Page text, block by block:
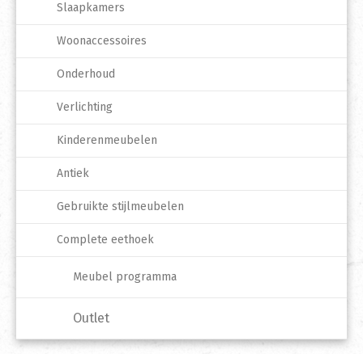
Slaapkamers
Woonaccessoires
Onderhoud
Verlichting
Kinderenmeubelen
Antiek
Gebruikte stijlmeubelen
Complete eethoek
Meubel programma
Outlet